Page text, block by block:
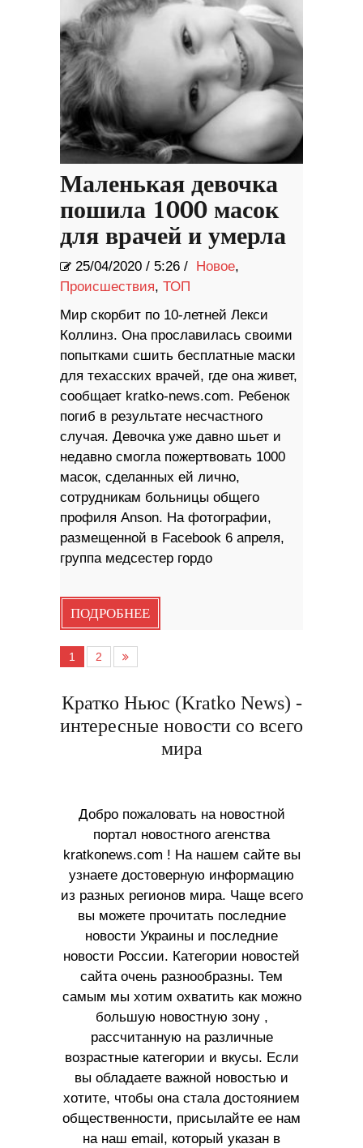
Маленькая девочка
пошила 1000 масок
для врачей и умерла
25/04/2020 / 5:26 / Новое,
Происшествия, ТОП
Мир скорбит по 10-летней Лекси
Коллинз. Она прославилась своими
попытками сшить бесплатные маски
для техасских врачей, где она живет,
сообщает kratko-news.com. Ребенок
погиб в результате несчастного
случая. Девочка уже давно шьет и
недавно смогла пожертвовать 1000
масок, сделанных ей лично,
сотрудникам больницы общего
профиля Anson. На фотографии,
размещенной в Facebook 6 апреля,
группа медсестер гордо
ПОДРОБНЕЕ
1 2
Кратко Ньюс (Kratko News) -
интересные новости со всего
мира
Добро пожаловать на новостной
портал новостного агенства
kratkonews.com ! На нашем сайте вы
узнаете достоверную информацию
из разных регионов мира. Чаще всего
вы можете прочитать последние
новости Украины и последние
новости России. Категории новостей
сайта очень разнообразны. Тем
самым мы хотим охватить как можно
большую новостную зону ,
рассчитанную на различные
возрастные категории и вкусы. Если
вы обладаете важной новостью и
хотите, чтобы она стала достоянием
общественности, присылайте ее нам
на наш email, который указан в